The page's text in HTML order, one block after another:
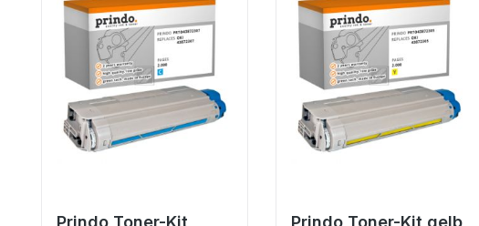
Prindo Toner-Kit
Prindo Toner-Kit gelb